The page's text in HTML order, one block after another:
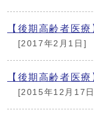
【後期高齢者医
[2017年2月1日]
【後期高齢者医
[2015年12月17